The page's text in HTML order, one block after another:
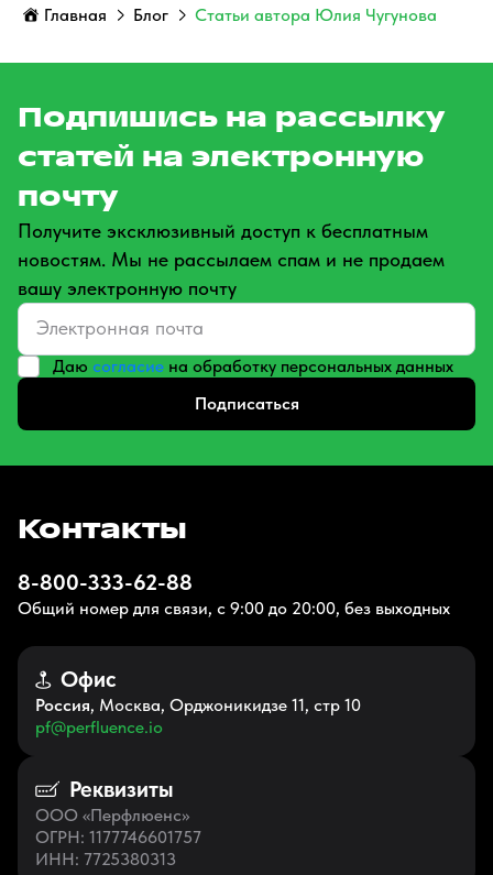
Главная Блог Статьи автора Юлия Чугунова
Подпишись на рассылку
статей на электронную
почту
Получите эксклюзивный доступ к бесплатным
новостям. Мы не рассылаем спам и не продаем
вашу электронную почту
Даю согласие на обработку персональных данных
Подписаться
Контакты
8-800-333-62-88
Общий номер для связи, с 9:00 до 20:00, без выходных
Офис
Россия, Москва, Орджоникидзе 11, стр 10
pf@perfluence.io
Реквизиты
ООО «Перфлюенс»
ОГРН: 1177746601757
ИНН: 7725380313